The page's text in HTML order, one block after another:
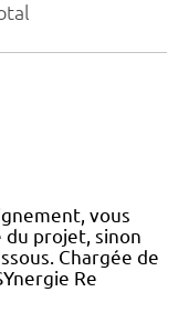
vous
projet, sinon
Chargée de
Re